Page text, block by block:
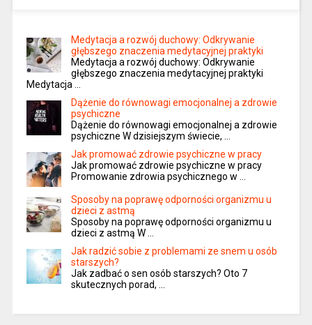
Medytacja a rozwój duchowy: Odkrywanie
głębszego znaczenia medytacyjnej praktyki
Medytacja a rozwój duchowy: Odkrywanie
głębszego znaczenia medytacyjnej praktyki
Medytacja …
Dążenie do równowagi emocjonalnej a zdrowie
psychiczne
Dążenie do równowagi emocjonalnej a zdrowie
psychiczne W dzisiejszym świecie, …
Jak promować zdrowie psychiczne w pracy
Jak promować zdrowie psychiczne w pracy
Promowanie zdrowia psychicznego w …
Sposoby na poprawę odporności organizmu u
dzieci z astmą
Sposoby na poprawę odporności organizmu u
dzieci z astmą W …
Jak radzić sobie z problemami ze snem u osób
starszych?
Jak zadbać o sen osób starszych? Oto 7
skutecznych porad, …